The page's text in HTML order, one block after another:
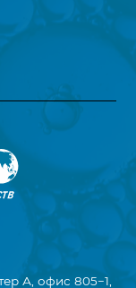
А, офис 805−1,